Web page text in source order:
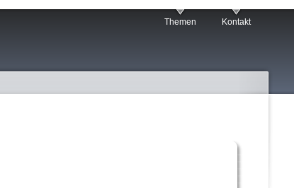
Themen Kontakt